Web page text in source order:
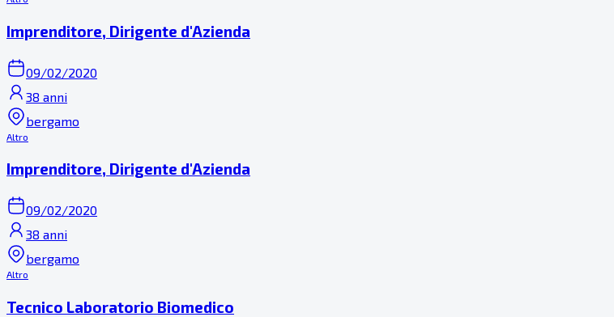
Imprenditore, Dirigente d'Azienda
09/02/2020
38 anni
bergamo
Altro
Imprenditore, Dirigente d'Azienda
09/02/2020
38 anni
bergamo
Altro
Tecnico Laboratorio Biomedico